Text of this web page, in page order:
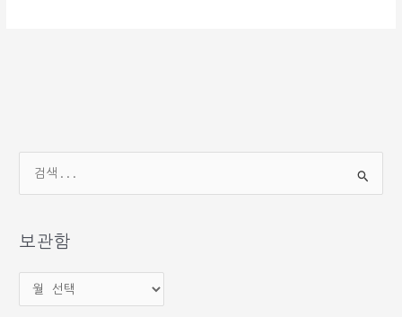
상
보관함
관